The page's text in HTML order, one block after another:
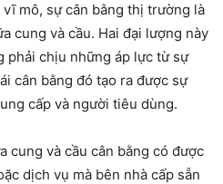
mô, sự cân bằng thị trường là
cung và cầu. Hai đại lượng này
phải chịu những áp lực từ sự
cân bằng đó tạo ra được sự
cấp và người tiêu dùng.
cung và cầu cân bằng có được
dịch vụ mà bên nhà cấp sẵn